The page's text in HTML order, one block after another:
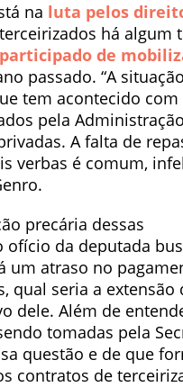
na luta pelos
terceirizados há algum
participado de
passado. “A
tem acontecido com
pela
A falta de
verbas é comum,
precária dessas
ofício da deputada
um atraso no
qual seria a extensão
dele. Além de
tomadas pela
questão e de que
contratos de